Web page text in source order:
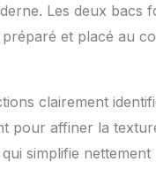
Les deux bacs
et placé au
clairement
pour affiner la
simplifie nettement